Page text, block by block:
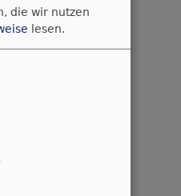
südöstlich von
die wir nutzen
lesen.